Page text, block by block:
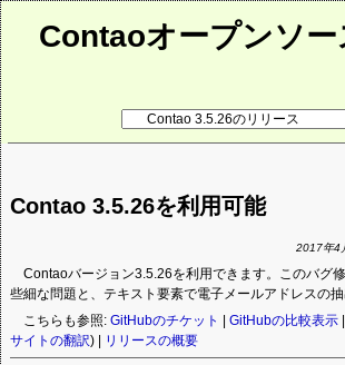
Contaoオープンソー
ジ
Contao 3.5.26を利用可能
2017年4
Contaoバージョン3.5.26を利用できます。このバグ
些細な問題と、テキスト要素で電子メールアドレスの抽
こちらも参照:GitHubのチケット |GitHubの比較表示
サイトの翻訳) | リリースの概要